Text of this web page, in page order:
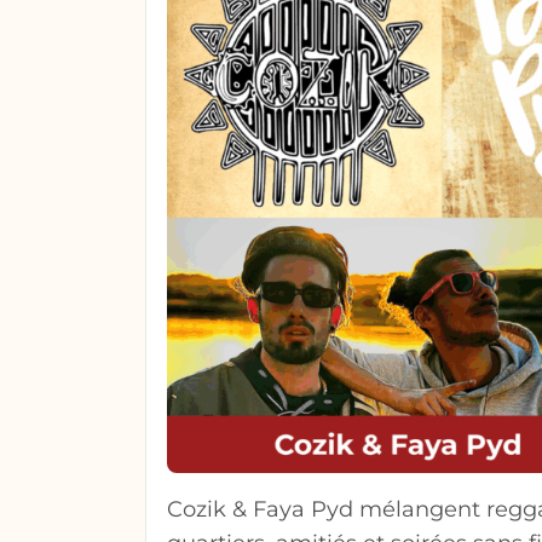
Cozik & Faya Pyd mélangent